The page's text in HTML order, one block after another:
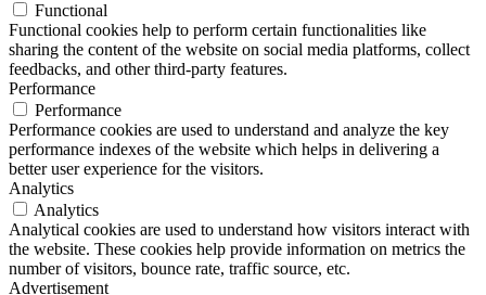
Functional
Functional cookies help to perform certain functionalities like
sharing the content of the website on social media platforms, collect
feedbacks, and other third-party features.
Performance
Performance
Performance cookies are used to understand and analyze the key
performance indexes of the website which helps in delivering a
better user experience for the visitors.
Analytics
Analytics
Analytical cookies are used to understand how visitors interact with
the website. These cookies help provide information on metrics the
number of visitors, bounce rate, traffic source, etc.
Advertisement